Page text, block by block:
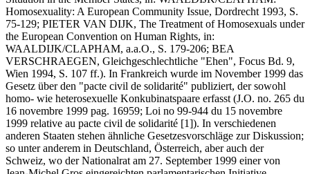
Homosexuality: A European Community Issue, Dordrecht 1993, S.
75-129; PIETER VAN DIJK, The Treatment of Homosexuals under
the European Convention on Human Rights, in:
WAALDIJK/CLAPHAM, a.a.O., S. 179-206; BEA
VERSCHRAEGEN, Gleichgeschlechtliche "Ehen", Focus Bd. 9,
Wien 1994, S. 107 ff.). In Frankreich wurde im November 1999 das
Gesetz über den "pacte civil de solidarité" publiziert, der sowohl
homo- wie heterosexuelle Konkubinatspaare erfasst (J.O. no. 265 du
16 novembre 1999 pag. 16959; Loi no 99-944 du 15 novembre
1999 relative au pacte civil de solidarité [1]). In verschiedenen
anderen Staaten stehen ähnliche Gesetzesvorschläge zur Diskussion;
so unter anderem in Deutschland, Österreich, aber auch der
Schweiz, wo der Nationalrat am 27. September 1999 einer von